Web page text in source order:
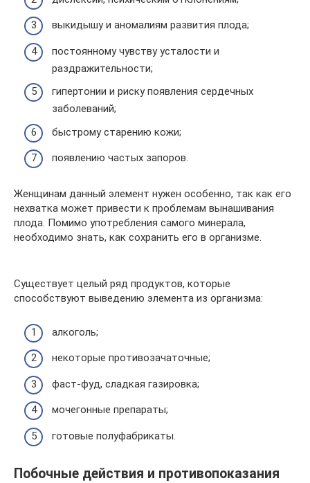
выкидышу и аномалиям развития плода;
постоянному чувству усталости и
раздражительности;
гипертонии и риску появления сердечных
заболеваний;
быстрому старению кожи;
появлению частых запоров.
Женщинам данный элемент нужен особенно, так как его
нехватка может привести к проблемам вынашивания
плода. Помимо употребления самого минерала,
необходимо знать, как сохранить его в организме.
Существует целый ряд продуктов, которые
способствуют выведению элемента из организма:
алкоголь;
некоторые противозачаточные;
фаст-фуд, сладкая газировка;
мочегонные препараты;
готовые полуфабрикаты.
Побочные действия и противопоказания